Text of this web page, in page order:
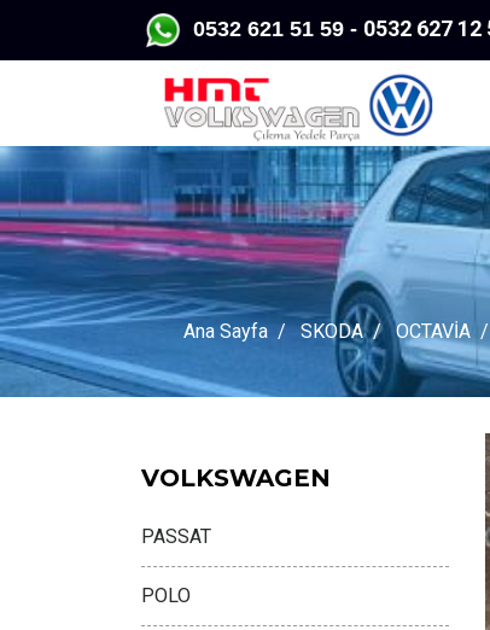
0532 621 51 59 - 0532 627 12
Ana Sayfa SKODA OCTAVİA
VOLKSWAGEN
PASSAT
POLO